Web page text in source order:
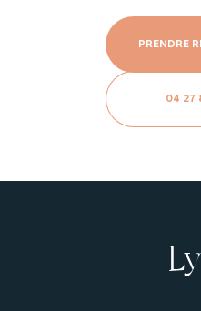
PRENDRE
04 27